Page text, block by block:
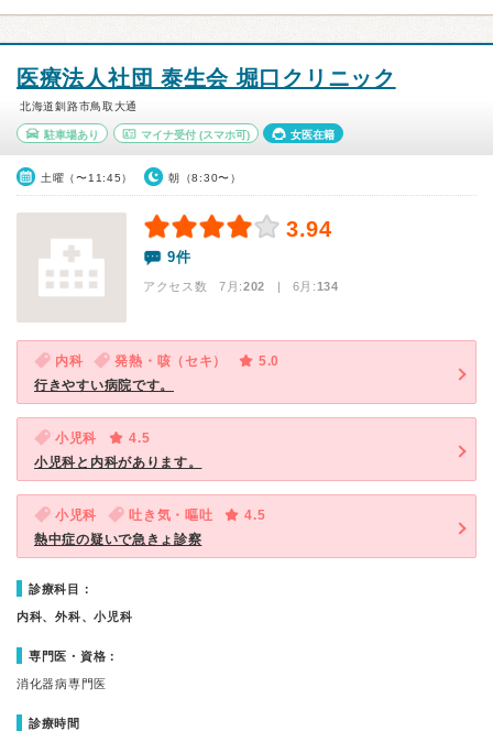
医療法人社団 泰生会 堀口クリニック
北海道釧路市鳥取大通
駐車場あり マイナ受付(スマホ可) 女医在籍
土曜（〜11:45） 朝（8:30〜）
3.94
9件
アクセス数 7月:202 | 6月:134
内科 発熱・咳（セキ）
5.0
行きやすい病院です。
小児科
4.5
小児科と内科があります。
小児科 吐き気・嘔吐
4.5
熱中症の疑いで急きょ診察
診療科目：
内科、外科、小児科
専門医・資格：
消化器病専門医
診療時間